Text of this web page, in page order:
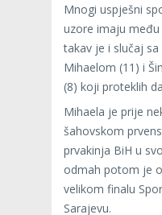
Mnogi uspješni
uzore imaju
takav je i slučaj
Mihaelom (11) i
(8) koji proteklih
Mihaela je prije
šahovskom
prvakinja BiH u
odmah potom je
velikom finalu
Sarajevu.